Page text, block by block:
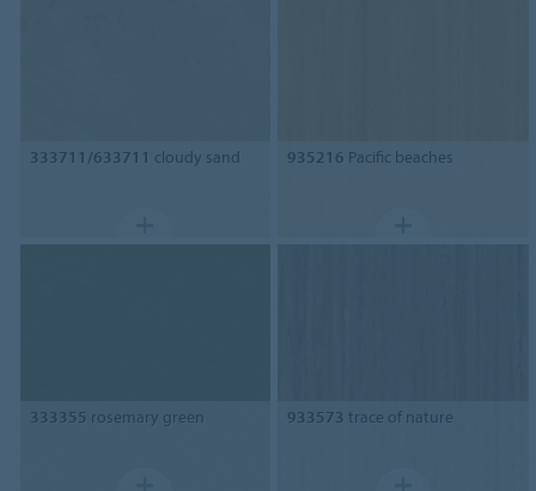
333711/633711 cloudy sand 935216 Pacific beaches
333355 rosemary green 933573 trace of nature